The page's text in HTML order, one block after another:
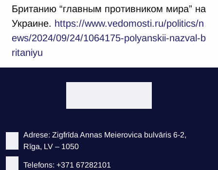
Британию “главным противником мира” на
Украине. https://www.vedomosti.ru/politics/n
ews/2024/09/24/1064175-polyanskii-nazval-b
ritaniyu
Adrese: Zigfrīda Annas Meierovica bulvāris 6-2,
Rīga, LV – 1050
Telefons: +371 67282101